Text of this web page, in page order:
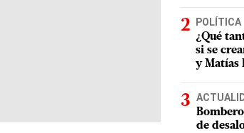
POLÍTICA
¿Qué
si se
y Matías
de